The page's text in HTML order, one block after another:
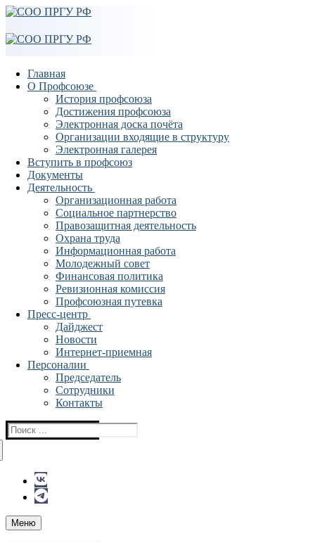
Перейти
содержимому
Меню
Закрыть
Главная
О Профсоюзе
История профсоюза
Достижения профсоюза
Электронная доска почёта
Организации входящие в структуру
Электронная галерея
Вступить в профсоюз
Документы
Деятельность
Организационная работа
Социальное партнерство
Правозащитная деятельность
Охрана труда
Информационная работа
Молодежный совет
Финансовая политика
Ревизионная комиссия
Профсоюзная путевка
Пресс-центр
Дайджест
Новости
Интернет-приемная
Персоналии
Председатель
Сотрудники
Контакты
Найти:
Меню